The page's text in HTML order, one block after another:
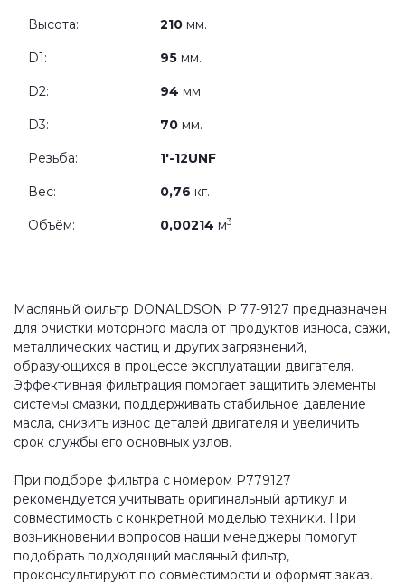
Высота: 210 мм.
D1: 95 мм.
D2: 94 мм.
D3: 70 мм.
Резьба: 1'-12UNF
Вес: 0,76 кг.
Объём: 0,00214 м3
Масляный фильтр DONALDSON P 77-9127 предназначен
для очистки моторного масла от продуктов износа, сажи,
металлических частиц и других загрязнений,
образующихся в процессе эксплуатации двигателя.
Эффективная фильтрация помогает защитить элементы
системы смазки, поддерживать стабильное давление
масла, снизить износ деталей двигателя и увеличить
срок службы его основных узлов.
При подборе фильтра с номером P779127
рекомендуется учитывать оригинальный артикул и
совместимость с конкретной моделью техники. При
возникновении вопросов наши менеджеры помогут
подобрать подходящий масляный фильтр,
проконсультируют по совместимости и оформят заказ.